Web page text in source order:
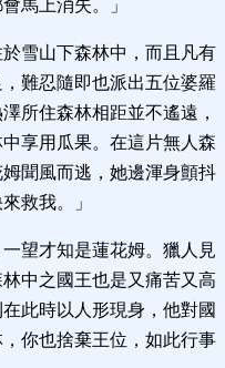
馬上消失。」
雪山下森林中，而且凡有
難忍隨即也派出五位婆羅
所住森林相距並不遙遠，
享用瓜果。在這片無人森
聞風而逃，她邊渾身顫抖
救我。」
望才知是蓮花姆。獵人見
中之國王也是又痛苦又高
此時以人形現身，他對國
你也捨棄王位，如此行事